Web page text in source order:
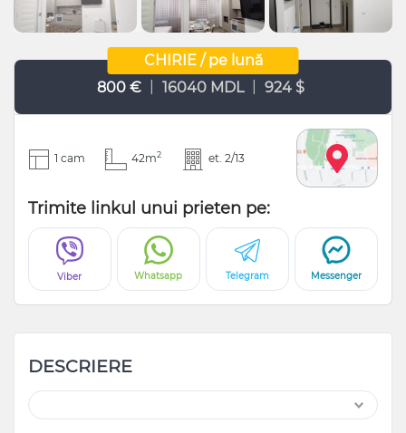
CHIRIE / pe lună
800 €
16040 MDL 924 $
1 cam 42m2 et. 2/13
Trimite linkul unui prieten pe:
Viber Whatsapp Telegram Messenger
DESCRIERE